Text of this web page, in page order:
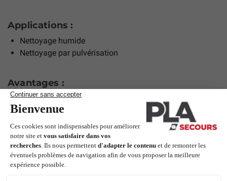
Applications :
Nettoyage humide
Nettoyage par pulvérisation
Avantages :
Kit complet
Nettoyage rapide et sans traces
Manche télescopique pour zones difficiles d’accès
Idéal pour vitres, miroirs et baies vitrées
Domaines d’utilisation :